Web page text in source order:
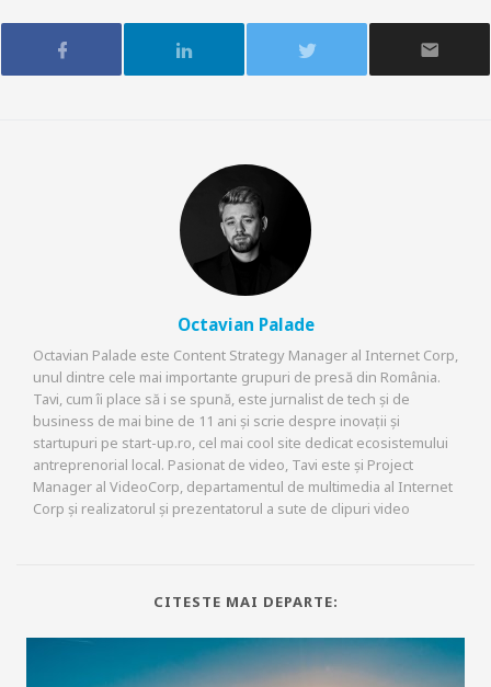
Octavian Palade
Octavian Palade este Content Strategy Manager al Internet Corp,
unul dintre cele mai importante grupuri de presă din România.
Tavi, cum îi place să i se spună, este jurnalist de tech și de
business de mai bine de 11 ani și scrie despre inovații și
startupuri pe start-up.ro, cel mai cool site dedicat ecosistemului
antreprenorial local. Pasionat de video, Tavi este și Project
Manager al VideoCorp, departamentul de multimedia al Internet
Corp și realizatorul și prezentatorul a sute de clipuri video
CITESTE MAI DEPARTE: